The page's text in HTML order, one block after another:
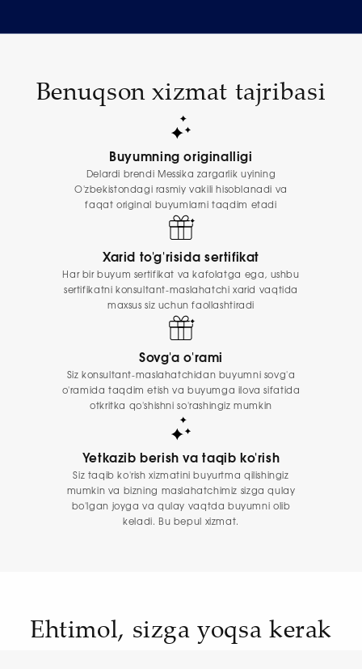
Benuqson xizmat tajribasi
Buyumning originalligi
Delardi brendi Messika zargarlik uyining
O'zbekistondagi rasmiy vakili hisoblanadi va
faqat original buyumlarni taqdim etadi
Xarid to'g'risida sertifikat
Har bir buyum sertifikat va kafolatga ega, ushbu
sertifikatni konsultant-maslahatchi xarid vaqtida
maxsus siz uchun faollashtiradi
Sovg'a o'rami
Siz konsultant-maslahatchidan buyumni sovg'a
o'ramida taqdim etish va buyumga ilova sifatida
otkritka qo'shishni so'rashingiz mumkin
Yetkazib berish va taqib ko'rish
Siz taqib ko'rish xizmatini buyurtma qilishingiz
mumkin va bizning maslahatchimiz sizga qulay
bo'lgan joyga va qulay vaqtda buyumni olib
keladi. Bu bepul xizmat.
Ehtimol, sizga yoqsa kerak